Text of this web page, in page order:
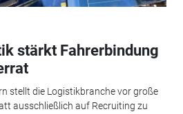
stärkt Fahrerbindung
stellt die Logistikbranche vor große
ausschließlich auf Recruiting zu